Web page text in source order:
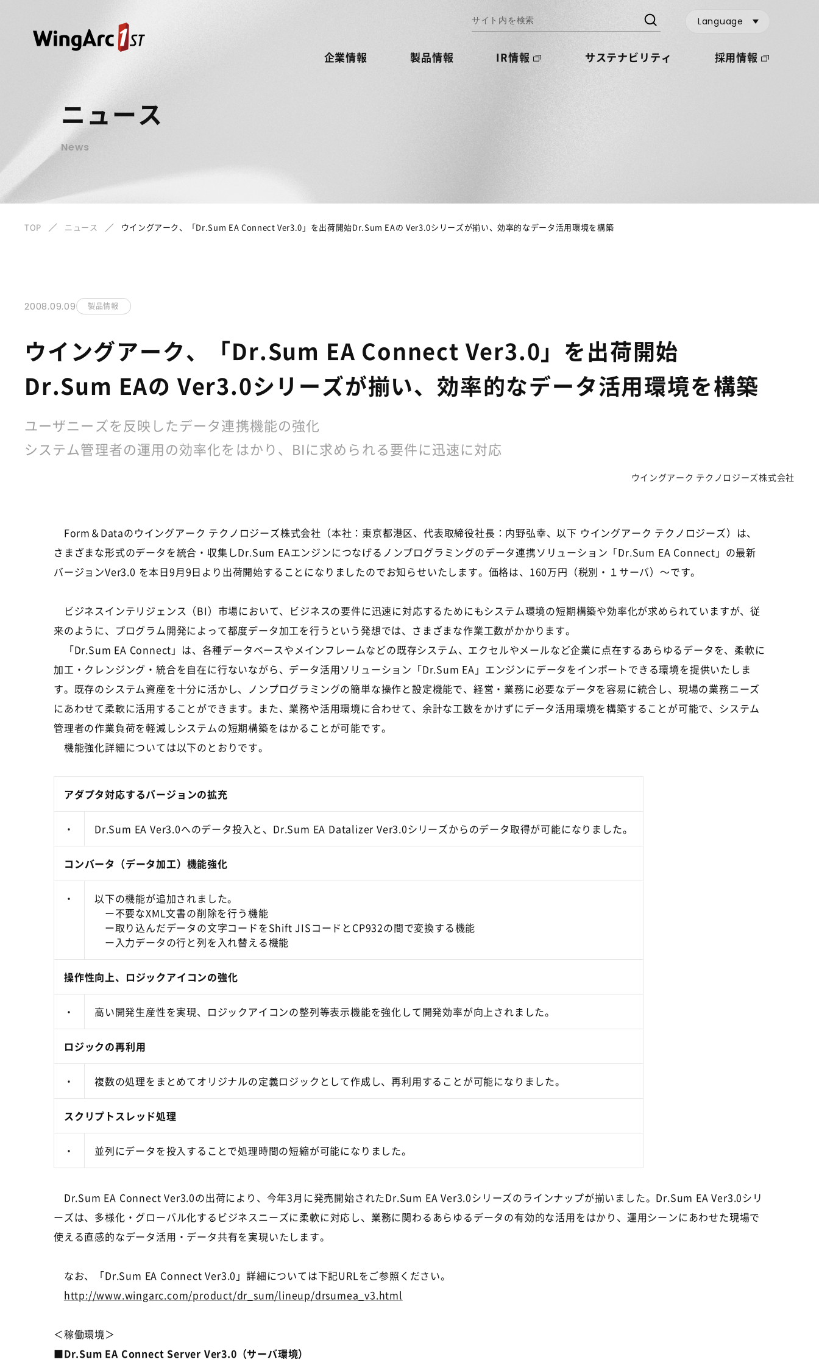
企業情報 製品情報 IR情報 サステナビリティ 採用情報
Language
ニュース
News
TOP ニュース ウイングアーク、「Dr.Sum EA Connect Ver3.0」を出荷開始Dr.Sum EAの Ver3.0シリーズが揃い、効率的なデータ活用環境を構築
2008.09.09 製品情報
ウイングアーク、「Dr.Sum EA Connect Ver3.0」を出荷開始
Dr.Sum EAの Ver3.0シリーズが揃い、効率的なデータ活用環境を構築
ユーザニーズを反映したデータ連携機能の強化
システム管理者の運用の効率化をはかり、BIに求められる要件に迅速に対応
ウイングアーク テクノロジーズ株式会社
Form＆Dataのウイングアーク テクノロジーズ株式会社（本社：東京都港区、代表取締役社長：内野弘幸、以下 ウイングアーク テクノロジーズ）は、
さまざまな形式のデータを統合・収集しDr.Sum EAエンジンにつなげるノンプログラミングのデータ連携ソリューション「Dr.Sum EA Connect」の最新
バージョンVer3.0 を本日9月9日より出荷開始することになりましたのでお知らせいたします。価格は、160万円（税別・１サーバ）～です。
ビジネスインテリジェンス（BI）市場において、ビジネスの要件に迅速に対応するためにもシステム環境の短期構築や効率化が求められていますが、従
来のように、プログラム開発によって都度データ加工を行うという発想では、さまざまな作業工数がかかります。
「Dr.Sum EA Connect」は、各種データベースやメインフレームなどの既存システム、エクセルやメールなど企業に点在するあらゆるデータを、柔軟に
加工・クレンジング・統合を自在に行ないながら、データ活用ソリューション「Dr.Sum EA」エンジンにデータをインポートできる環境を提供いたしま
す。既存のシステム資産を十分に活かし、ノンプログラミングの簡単な操作と設定機能で、経営・業務に必要なデータを容易に統合し、現場の業務ニーズ
にあわせて柔軟に活用することができます。また、業務や活用環境に合わせて、余計な工数をかけずにデータ活用環境を構築することが可能で、システム
管理者の作業負荷を軽減しシステムの短期構築をはかることが可能です。
機能強化詳細については以下のとおりです。
アダプタ対応するバージョンの拡充
・ Dr.Sum EA Ver3.0へのデータ投入と、Dr.Sum EA Datalizer Ver3.0シリーズからのデータ取得が可能になりました。
コンバータ（データ加工）機能強化
・
以下の機能が追加されました。
ー不要なXML文書の削除を行う機能
ー取り込んだデータの文字コードをShift JISコードとCP932の間で変換する機能
ー入力データの行と列を入れ替える機能
操作性向上、ロジックアイコンの強化
・ 高い開発生産性を実現、ロジックアイコンの整列等表示機能を強化して開発効率が向上されました。
ロジックの再利用
・ 複数の処理をまとめてオリジナルの定義ロジックとして作成し、再利用することが可能になりました。
スクリプトスレッド処理
・ 並列にデータを投入することで処理時間の短縮が可能になりました。
Dr.Sum EA Connect Ver3.0の出荷により、今年3月に発売開始されたDr.Sum EA Ver3.0シリーズのラインナップが揃いました。Dr.Sum EA Ver3.0シリ
ーズは、多様化・グローバル化するビジネスニーズに柔軟に対応し、業務に関わるあらゆるデータの有効的な活用をはかり、運用シーンにあわせた現場で
使える直感的なデータ活用・データ共有を実現いたします。
なお、「Dr.Sum EA Connect Ver3.0」詳細については下記URLをご参照ください。
http://www.wingarc.com/product/dr_sum/lineup/drsumea_v3.html
＜稼働環境＞
■Dr.Sum EA Connect Server Ver3.0（サーバ環境）